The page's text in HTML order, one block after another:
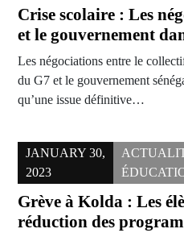
Crise scolaire : Les
et le gouvernement
Les négociations entre le
du G7 et le gouvernement
qu’une issue définitive…
JANUARY 30,
2023
Grève à Kolda : Les
réduction des